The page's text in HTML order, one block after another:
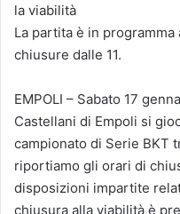
la viabilità
La partita è in programma
chiusure dalle 11.
EMPOLI – Sabato 17
Castellani di Empoli si
campionato di Serie BKT
riportiamo gli orari di
disposizioni impartite
chiusura alla viabilità è